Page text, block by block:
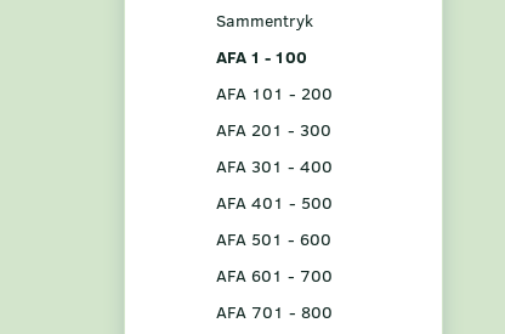
Sammentryk
AFA 1 - 100
AFA 101 - 200
AFA 201 - 300
AFA 301 - 400
AFA 401 - 500
AFA 501 - 600
AFA 601 - 700
AFA 701 - 800